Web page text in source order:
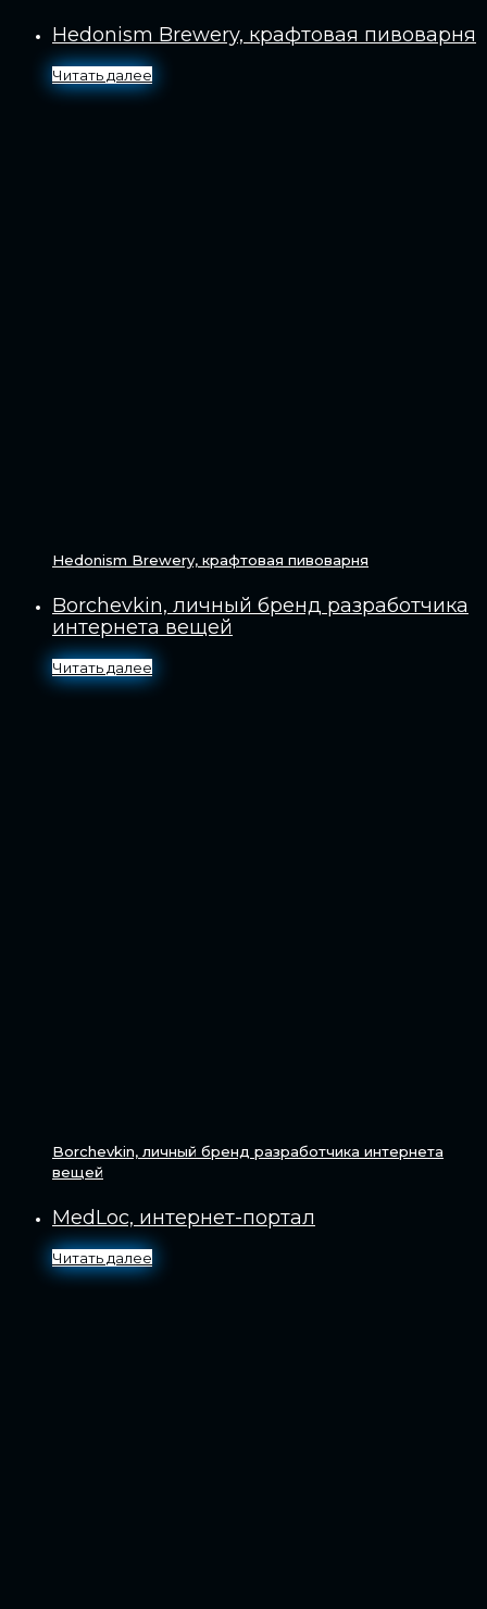
Hedonism Brewery, крафтовая пивоварня
Читать далее
Hedonism Brewery, крафтовая пивоварня
Borchevkin, личный бренд разработчика
интернета вещей
Читать далее
Borchevkin, личный бренд разработчика интернета
вещей
MedLoc, интернет-портал
Читать далее